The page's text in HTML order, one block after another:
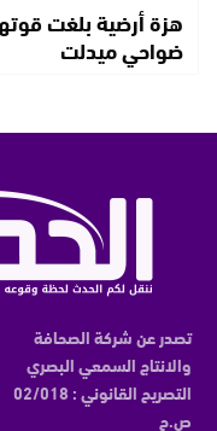
ضواحي ميدلت
تصدر عن شركة الصحافة
والانتاج السمعي البصري
التصريح القانوني : 02/018
ص.ح